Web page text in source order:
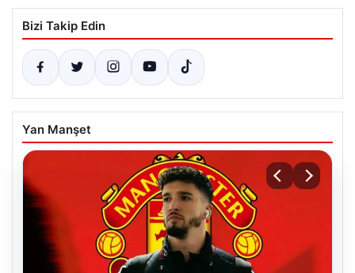
Bizi Takip Edin
Yan Manşet